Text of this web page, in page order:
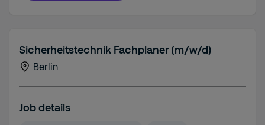
Sicherheitstechnik Fachplaner (m/w/d)
Berlin
Job details